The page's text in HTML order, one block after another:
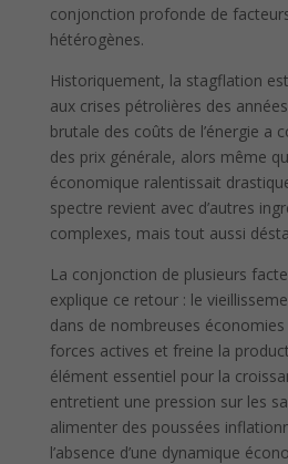
conjonction profonde de
hétérogènes.
Historiquement, la stagflation
aux crises pétrolières des
brutale des coûts de l’énergie a
des prix générale, alors même
économique ralentissait
spectre revient avec d’autres
complexes, mais tout aussi
La conjonction de plusieurs
explique ce retour : le
dans de nombreuses
forces actives et freine la
élément essentiel pour la
entretient une pression sur les
alimenter des poussées
l’absence d’une dynamique